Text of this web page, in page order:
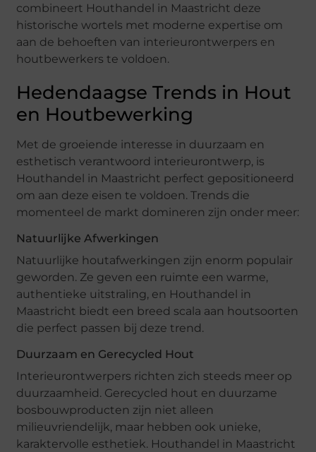
combineert Houthandel in Maastricht deze
historische wortels met moderne expertise om
aan de behoeften van interieurontwerpers en
houtbewerkers te voldoen.
Hedendaagse Trends in Hout
en Houtbewerking
Met de groeiende interesse in duurzaam en
esthetisch verantwoord interieurontwerp, is
Houthandel in Maastricht perfect gepositioneerd
om aan deze eisen te voldoen. Trends die
momenteel de markt domineren zijn onder meer:
Natuurlijke Afwerkingen
Natuurlijke houtafwerkingen zijn enorm populair
geworden. Ze geven een ruimte een warme,
authentieke uitstraling, en Houthandel in
Maastricht biedt een breed scala aan houtsoorten
die perfect passen bij deze trend.
Duurzaam en Gerecycled Hout
Interieurontwerpers richten zich steeds meer op
duurzaamheid. Gerecycled hout en duurzame
bosbouwproducten zijn niet alleen
milieuvriendelijk, maar hebben ook unieke,
karaktervolle esthetiek. Houthandel in Maastricht